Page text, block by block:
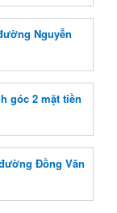
Nguyễn
góc 2 mặt tiền
Đồng Văn